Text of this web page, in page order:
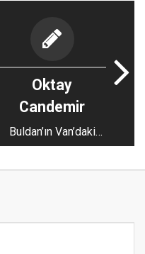
Oktay
Candemir
Buldan’ın Van’daki
Sözleri: Yeni Yasa mı